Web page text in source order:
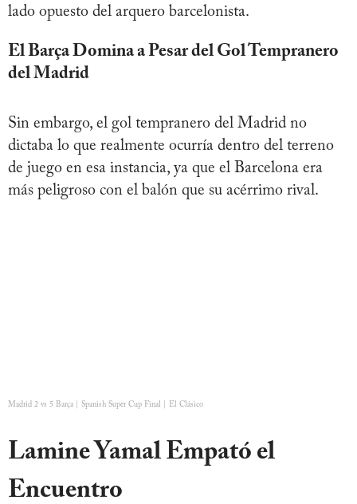
lado opuesto del arquero barcelonista.
El Barça Domina a Pesar del Gol Tempranero
del Madrid
Sin embargo, el gol tempranero del Madrid no
dictaba lo que realmente ocurría dentro del terreno
de juego en esa instancia, ya que el Barcelona era
más peligroso con el balón que su acérrimo rival.
Madrid 2 vs 5 Barça | Spanish Super Cup Final | El Clásico
Lamine Yamal Empató el
Encuentro